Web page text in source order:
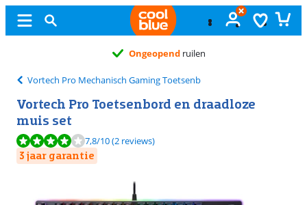
Ongeopend ruilen
Vortech Pro Mechanisch Gaming Toetsenb
Vortech Pro Toetsenbord en draadloze
muis set
Beoordeling is 7,8 van de 10, gebaseerd op 2 reviews.
7,8/10(2 reviews)
3 jaar garantie